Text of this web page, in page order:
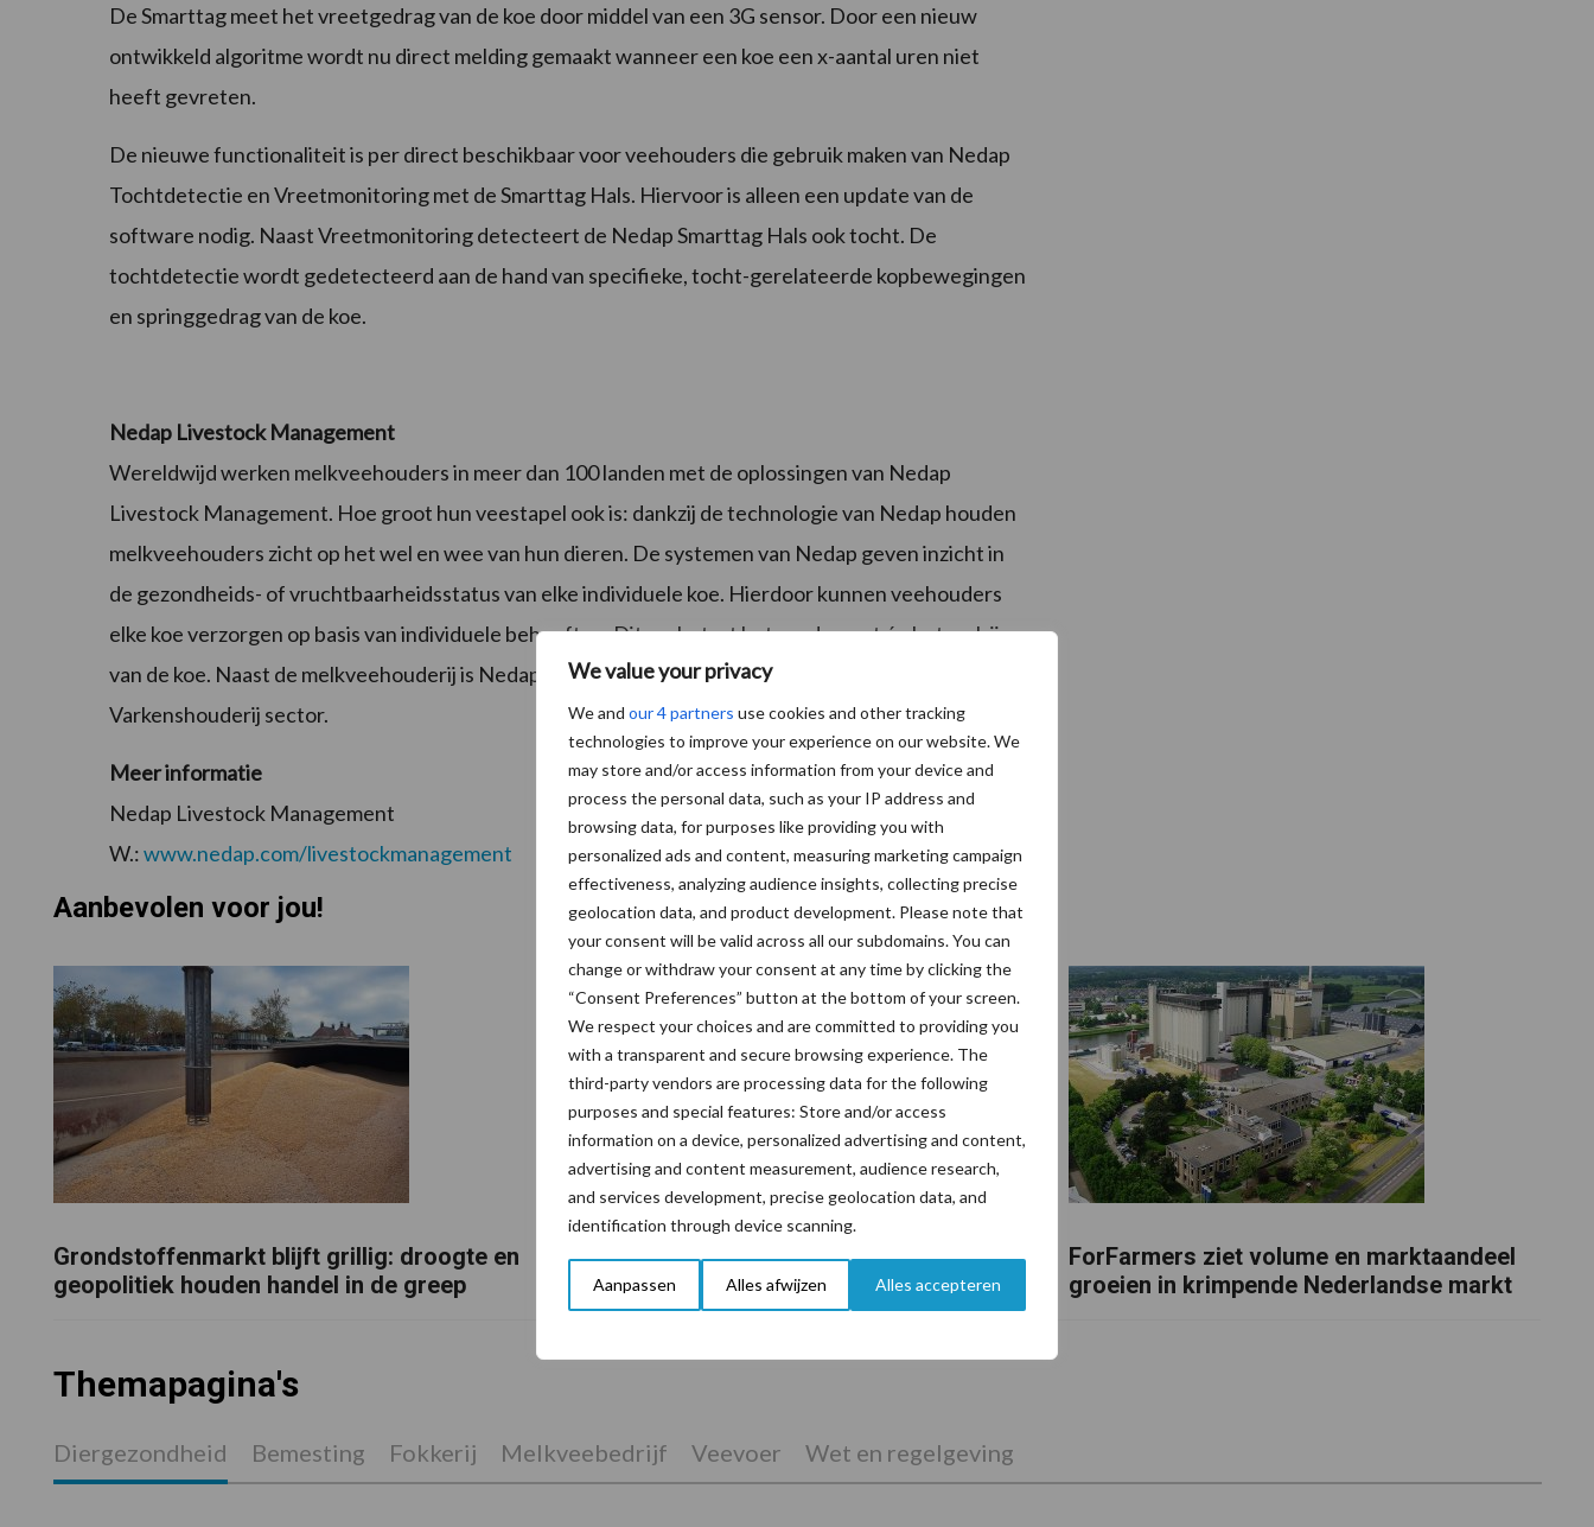
We value your privacy
We and our 4 partners use cookies and other tracking
technologies to improve your experience on our website. We
may store and/or access information from your device and
process the personal data, such as your IP address and
browsing data, for purposes like providing you with
personalized ads and content, measuring marketing campaign
effectiveness, analyzing audience insights, collecting precise
geolocation data, and product development. Please note that
your consent will be valid across all our subdomains. You can
change or withdraw your consent at any time by clicking the
“Consent Preferences” button at the bottom of your screen.
We respect your choices and are committed to providing you
with a transparent and secure browsing experience. The
third-party vendors are processing data for the following
purposes and special features: Store and/or access
information on a device, personalized advertising and content,
advertising and content measurement, audience research,
and services development, precise geolocation data, and
identification through device scanning.
Aanpassen Alles afwijzen Alles accepteren
De Smarttag meet het vreetgedrag van de koe door middel van een 3G sensor. Door een nieuw
ontwikkeld algoritme wordt nu direct melding gemaakt wanneer een koe een x-aantal uren niet
heeft gevreten.
De nieuwe functionaliteit is per direct beschikbaar voor veehouders die gebruik maken van Nedap
Tochtdetectie en Vreetmonitoring met de Smarttag Hals. Hiervoor is alleen een update van de
software nodig. Naast Vreetmonitoring detecteert de Nedap Smarttag Hals ook tocht. De
tochtdetectie wordt gedetecteerd aan de hand van specifieke, tocht-gerelateerde kopbewegingen
en springgedrag van de koe.
Nedap Livestock Management
Wereldwijd werken melkveehouders in meer dan 100 landen met de oplossingen van Nedap
Livestock Management. Hoe groot hun veestapel ook is: dankzij de technologie van Nedap houden
melkveehouders zicht op het wel en wee van hun dieren. De systemen van Nedap geven inzicht in
de gezondheids- of vruchtbaarheidsstatus van elke individuele koe. Hierdoor kunnen veehouders
elke koe verzorgen op basis van individuele behoeften. Dit verbetert het rendement én het welzijn
van de koe. Naast de melkveehouderij is Nedap Livestock Management ook wereldwijd actief in de
Varkenshouderij sector.
Meer informatie
Nedap Livestock Management
W.:www.nedap.com/livestockmanagement
Aanbevolen voor jou!
Grondstoffenmarkt blijft grillig: droogte en
geopolitiek houden handel in de greep
De speenhuid: een vaak onderschatte
risicofactor voor mastitis
ForFarmers ziet volume en marktaandeel
groeien in krimpende Nederlandse markt
Themapagina's
Diergezondheid Bemesting Fokkerij Melkveebedrijf Veevoer Wet en regelgeving